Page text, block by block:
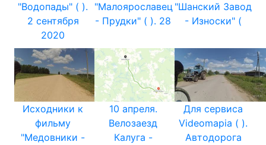
"Водопады" ( ).
2 сентября
2020
"Малоярославец
- Прудки" ( ). 28
"Шанский Завод
- Износки" (
Исходники к
фильму
"Медовники -
10 апреля.
Велозаезд
Калуга -
Для сервиса
Videomapia ( ).
Автодорога